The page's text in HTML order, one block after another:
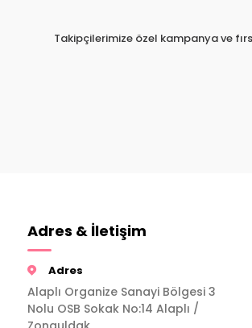
Takipçilerimize özel kampanya ve
Adres & İletişim
Adres
Alaplı Organize Sanayi Bölgesi 3
Nolu OSB Sokak No:14 Alaplı /